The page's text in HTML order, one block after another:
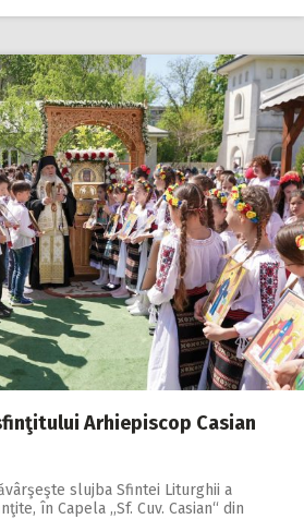
Arhiepiscop Casian
slujba Sfintei Liturghii a
în Capela ,,Sf. Cuv. Casian“ din